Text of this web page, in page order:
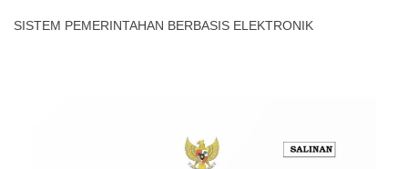
SISTEM PEMERINTAHAN BERBASIS ELEKTRONIK